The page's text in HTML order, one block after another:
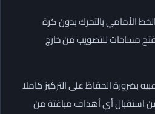
الأمامي بالتحرك بدون كرة
مساحات للتصويب من خارج
بضرورة الحفاظ على التركيز كاملا
استقبال أي أهداف مباغتة من